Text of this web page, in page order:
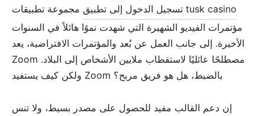
تسجيل الدخول إلى تطبيق tusk casino
مجموعة تطبيقات
مؤتمرات الفيديو الشهيرة التي شهدت نموًا هائلاً في السنوات
الأخيرة. إلى جانب العمل عن بُعد والمؤتمرات الافتراضية، يعد
Zoom مصطلحًا عائليًا لاستقطاب ملايين الأشخاص إلى البلاد.
ولكن كيف يستفيد Zoom بالضبط، هل هو فريق مربح؟
إن دعم القالب مفيد للحصول على مصدر بسيط، ولا تنس